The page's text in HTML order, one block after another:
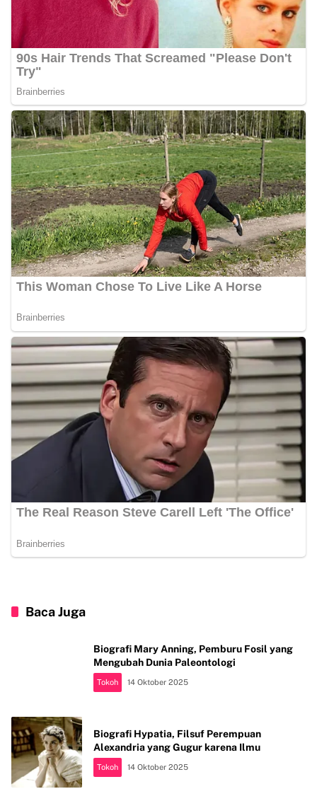
Baca Juga
Biografi Mary Anning, Pemburu Fosil yang
Mengubah Dunia Paleontologi
Tokoh 14 Oktober 2025
Biografi Hypatia, Filsuf Perempuan
Alexandria yang Gugur karena Ilmu
Tokoh 14 Oktober 2025